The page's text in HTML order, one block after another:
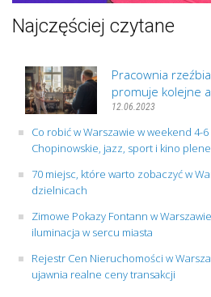
Najczęściej czytane
Pracownia
promuje kolejne
12.06.2023
Co robić w Warszawie w weekend 4-
Chopinowskie, jazz, sport i kino
70 miejsc, które warto zobaczyć w
dzielnicach
Zimowe Pokazy Fontann w
iluminacja w sercu miasta
Rejestr Cen Nieruchomości w
ujawnia realne ceny transakcji